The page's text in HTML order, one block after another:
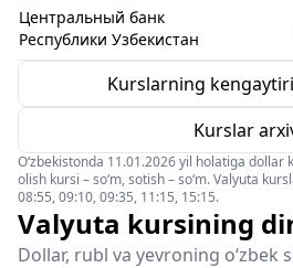
Центральный банк
Республики Узбекистан
Kurslarning
Kurslar
O‘zbekistonda 11.01.2026 yil holatiga dollar
olish kursi – so‘m, sotish – so‘m. Valyuta
08:55, 09:10, 09:35, 11:15, 15:15.
Valyuta kursining
Dollar, rubl va yevroning o‘zbek